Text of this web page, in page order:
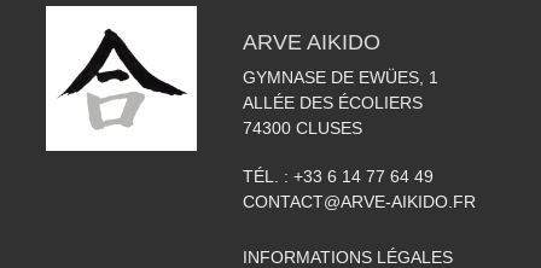
ARVE AIKIDO
GYMNASE DE EWÜES, 1
ALLÉE DES ÉCOLIERS
74300 CLUSES
TÉL. : +33 6 14 77 64 49
CONTACT@ARVE-AIKIDO.FR
INFORMATIONS LÉGALES